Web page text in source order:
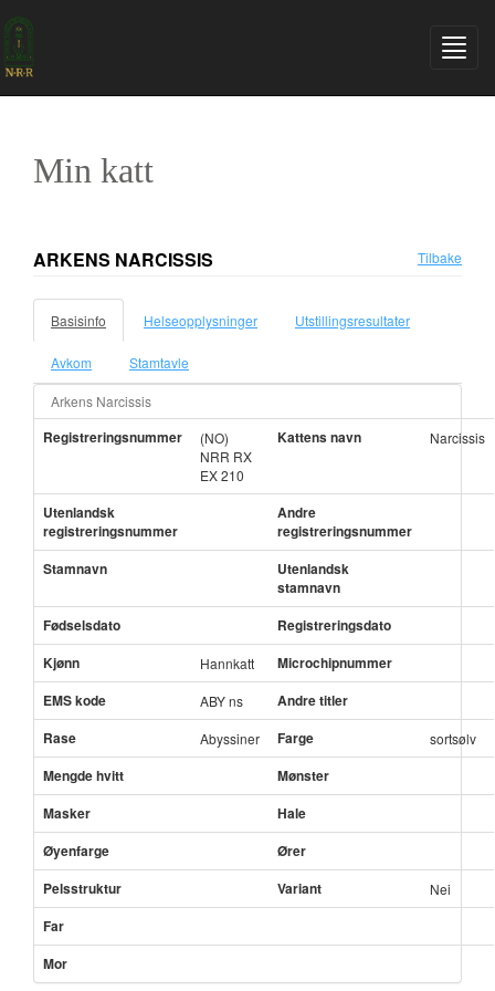
Min katt
ARKENS NARCISSIS Tilbake
Basisinfo Helseopplysninger Utstillingsresultater
Avkom Stamtavle
Arkens Narcissis
Registreringsnummer
(NO)
NRR RX
EX 210
Kattens navn Narcissis
Utenlandsk
registreringsnummer
Andre
registreringsnummer
Stamnavn
Utenlandsk
stamnavn
Fødselsdato
Registreringsdato
Kjønn
Hannkatt
Microchipnummer
EMS kode
ABY ns
Andre titler
Rase
Abyssiner Farge sortsølv
Mengde hvitt
Mønster
Masker
Hale
Øyenfarge
Ører
Pelsstruktur
Variant Nei
Far
Mor